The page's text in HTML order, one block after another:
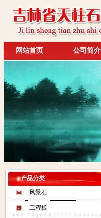
网站首页 公司简介
产品分类
风景石
工程板